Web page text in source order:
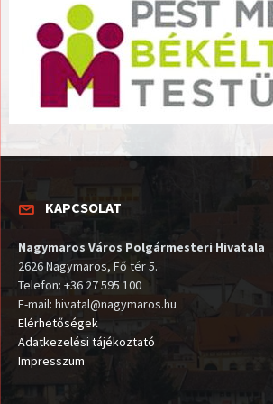
KAPCSOLAT
Nagymaros Város Polgármesteri Hivatala
2626 Nagymaros, Fő tér 5.
Telefon: +36 27 595 100
E-mail: hivatal@nagymaros.hu
Elérhetőségek
Adatkezelési tájékoztató
Impresszum